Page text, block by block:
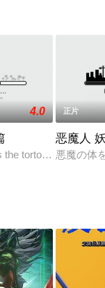
平台了解。
多鲁米斯星人，宇
4.0
the tortoise demon
正片
恶魔人
悪魔の体